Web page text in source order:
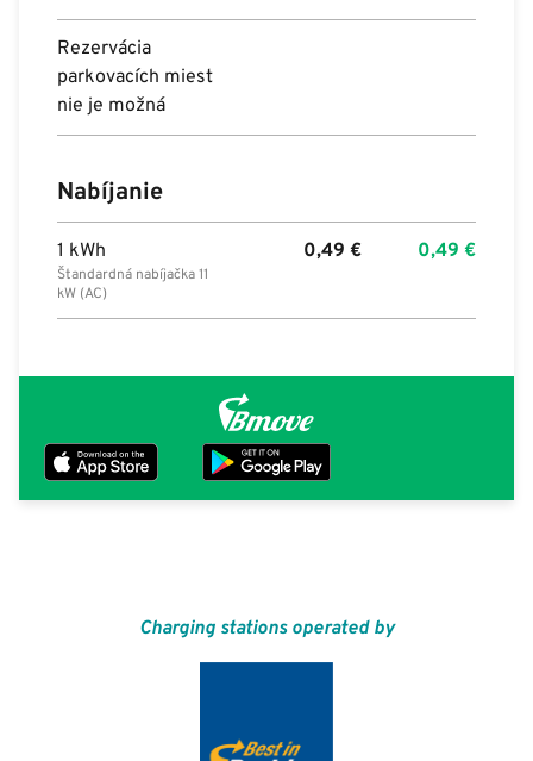
Rezervácia
parkovacích miest
nie je možná
Nabíjanie
1 kWh
Štandardná nabíjačka 11
kW (AC)
0,49 € 0,49 €
Charging stations operated by